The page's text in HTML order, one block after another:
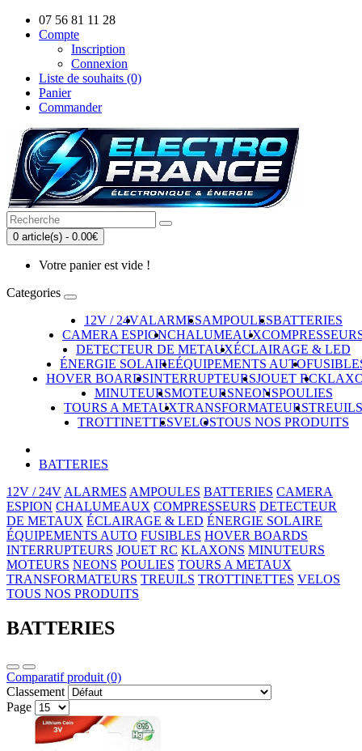
07 56 81 11 28
Compte
Inscription
Connexion
Liste de souhaits (0)
Panier
Commander
0 article(s) - 0.00€
Votre panier est vide !
Categories
12V / 24VALARMESAMPOULESBATTERIES
CAMERA ESPIONCHALUMEAUX
DETECTEUR DE METAUXÉCLAIRAGE & LED
ÉNERGIE SOLAIREÉQUIPEMENTS AUTO
HOVER BOARDSINTERRUPTEURSJOUET RC
MINUTEURSMOTEURSNEONSPOULIES
TOURS A METAUXTRANSFORMATEURSTREUILS
TROTTINETTESVELOSTOUS NOS PRODUITS
BATTERIES
12V / 24V ALARMES AMPOULES BATTERIES CAMERA
ESPION CHALUMEAUX COMPRESSEURS DETECTEUR
DE METAUX ÉCLAIRAGE & LED ÉNERGIE SOLAIRE
ÉQUIPEMENTS AUTO FUSIBLES HOVER BOARDS
INTERRUPTEURS JOUET RC KLAXONS MINUTEURS
MOTEURS NEONS POULIES TOURS A METAUX
TRANSFORMATEURS TREUILS TROTTINETTES VELOS
TOUS NOS PRODUITS
BATTERIES
Comparatif produit (0)
Classement
Page